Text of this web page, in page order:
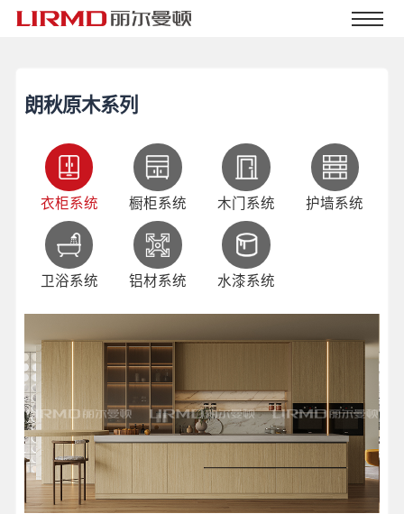
朗秋原木系列
衣柜系统 橱柜系统 木门系统 护墙系统
卫浴系统 铝材系统 水漆系统